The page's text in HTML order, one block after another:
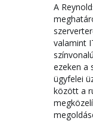
A
valamint
ezeken a
ügyfelei
között a